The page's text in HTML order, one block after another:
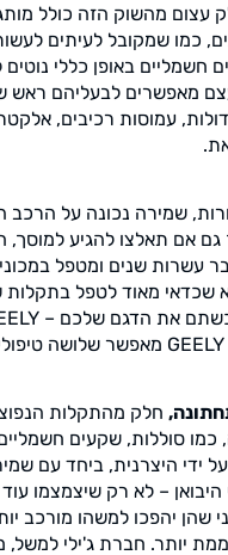
עצום מהשוק הזה כולל
כמו שמקובל לעיתים
חשמליים באופן כללי
מאפשרים לבעליהם ראש
עמוסות רכיבים,
שמירה נכונה על
גם אם תאלצו להגיע
עשרות שנים ומטפל
שכדאי מאוד לטפל בתקלות
את הדגם שלכם –
מאפשר שלושה
חלק מהתקלות
כמו סוללות, שקעים
ידי היצרנית, ביחד עם
היבואן – לא רק שיצמצמו
שהן יהפכו למשהו מורכב
יותר. חברת ג'ילי למשל,